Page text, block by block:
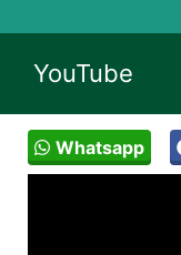
YouTube
Whatsapp